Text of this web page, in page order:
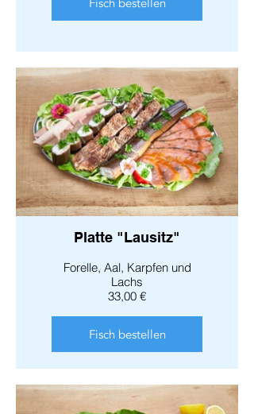
Platte "Lausitz"
Forelle, Aal, Karpfen und
Lachs
33,00 €
Fisch bestellen